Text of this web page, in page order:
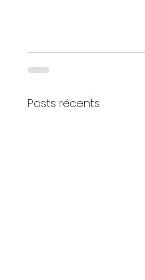
Posts récents